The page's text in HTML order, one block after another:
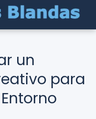
un
para